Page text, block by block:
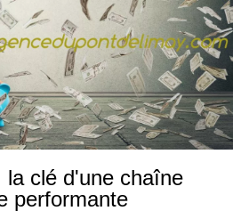
la clé d'une chaîne
performante